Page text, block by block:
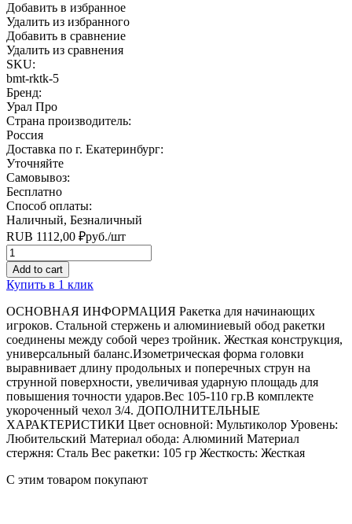
Добавить в избранное
Удалить из избранного
Добавить в сравнение
Удалить из сравнения
SKU:
bmt-rktk-5
Бренд:
Урал Про
Страна производитель:
Россия
Доставка по г. Екатеринбург:
Уточняйте
Самовывоз:
Бесплатно
Способ оплаты:
Наличный, Безналичный
RUB 1112,00 ₽руб./шт
Quantity
Add to cart
Купить в 1 клик
ОСНОВНАЯ ИНФОРМАЦИЯ Ракетка для начинающих
игроков. Стальной стержень и алюминиевый обод ракетки
соединены между собой через тройник. Жесткая конструкция,
универсальный баланс.Изометрическая форма головки
выравнивает длину продольных и поперечных струн на
струнной поверхности, увеличивая ударную площадь для
повышения точности ударов.Вес 105-110 гр.В комплекте
укороченный чехол 3/4. ДОПОЛНИТЕЛЬНЫЕ
ХАРАКТЕРИСТИКИ Цвет основной: Мультиколор Уровень:
Любительский Материал обода: Алюминий Материал
стержня: Сталь Вес ракетки: 105 гр Жесткость: Жесткая
С этим товаром покупают